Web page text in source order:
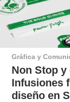
Gráfica y
Non Stop y
Infusiones
diseño en